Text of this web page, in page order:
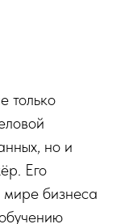
только
но и
Его
мире бизнеса